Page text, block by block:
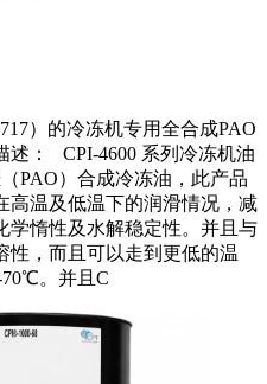
）的冷冻机专用全合成PAO
述： CPI-4600 系列冷冻机油
PAO）合成冷冻油，此产品
高温及低温下的润滑情况，减
学惰性及水解稳定性。并且与
性，而且可以走到更低的温
。并且C